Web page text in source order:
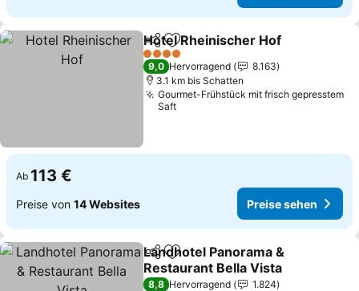
TeilenZu Favoriten hinzufügen
Hotel Rheinischer Hof
4 Sterne
9,0 Hervorragend
8.163
3.1 km bis Schatten
Gourmet-Frühstück mit frisch gepresstem
Saft
Ab 113 €
Preise von 14 Websites Preise sehen
TeilenZu Favoriten hinzufügen
Landhotel Panorama &
Restaurant Bella Vista
8,8 Hervorragend
1.824